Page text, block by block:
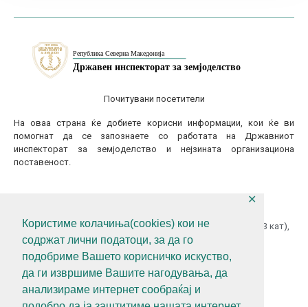
Користиме колачиња(cookies) кои не
содржат лични податоци, за да го
подобриме Вашето корисничко искуство,
да ги извршиме Вашите нагодувања, да
анализираме интернет сообраќај и
✕
Почитувани посетители
На оваа страна ќе добиете корисни информации, кои ќе ви
помогнат да се запознаете со работата на Државниот
инспекторат за земјоделство и нејзината организациона
поставеност.
ул.Гоце Делчев бр.18 (Македонска Радио Телевизија 13 кат),
1000 Скопје, Р.С.Македонија
+389 (0)2 3121 462
+389 (0)2 3121 462